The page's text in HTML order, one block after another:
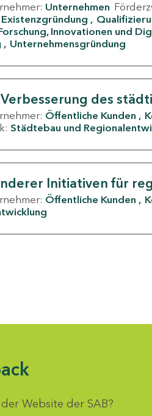
Unternehmen
Existenzgründung
Innovationen und
Unternehmensgründung
des
Öffentliche Kunden
Städtebau und
Initiativen für
Öffentliche Kunden
Website der SAB?